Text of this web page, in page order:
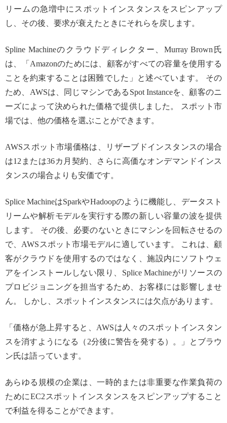
リームの急増中にスポットインスタンスをスピンアップ
し、その後、要求が衰えたときにそれらを戻します。
Spline Machineのクラウドディレクター、Murray Brown氏
は、「Amazonのためには、顧客がすべての容量を使用する
ことを約束することは困難でした」と述べています。 その
ため、AWSは、同じマシンであるSpot Instanceを、顧客のニ
ーズによって決められた価格で提供しました。 スポット市
場では、他の価格を選ぶことができます。
AWSスポット市場価格は、リザーブドインスタンスの場合
は12または36カ月契約、さらに高価なオンデマンドインス
タンスの場合よりも安価です。
Splice MachineはSparkやHadoopのように機能し、データスト
リームや解析モデルを実行する際の新しい容量の波を提供
します。 その後、必要のないときにマシンを回転させるの
で、AWSスポット市場モデルに適しています。 これは、顧
客がクラウドを使用するのではなく、施設内にソフトウェ
アをインストールしない限り、Splice Machineがリソースの
プロビジョニングを担当するため、お客様には影響しませ
ん。 しかし、スポットインスタンスには欠点があります。
「価格が急上昇すると、AWSは人々のスポットインスタン
スを消すようになる（2分後に警告を発する）。」とブラウ
ン氏は語っています。
あらゆる規模の企業は、一時的または非重要な作業負荷の
ためにEC2スポットインスタンスをスピンアップすること
で利益を得ることができます。